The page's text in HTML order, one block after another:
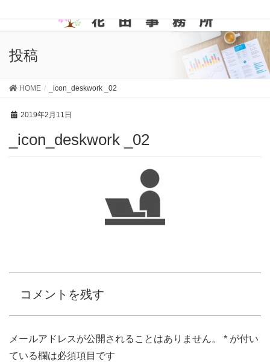
投稿
HOME _icon_deskwork _02
2019年2月11日
_icon_deskwork _02
コメントを残す
メールアドレスが公開されることはありません。 * が付い
ている欄は必須項目です